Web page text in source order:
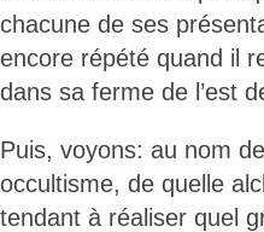
chacune de ses
encore répété quand il
dans sa ferme de l’est
Puis, voyons: au nom
occultisme, de quelle
tendant à réaliser quel